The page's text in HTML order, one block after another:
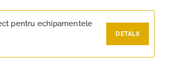
pentru echipamentele
DETALII